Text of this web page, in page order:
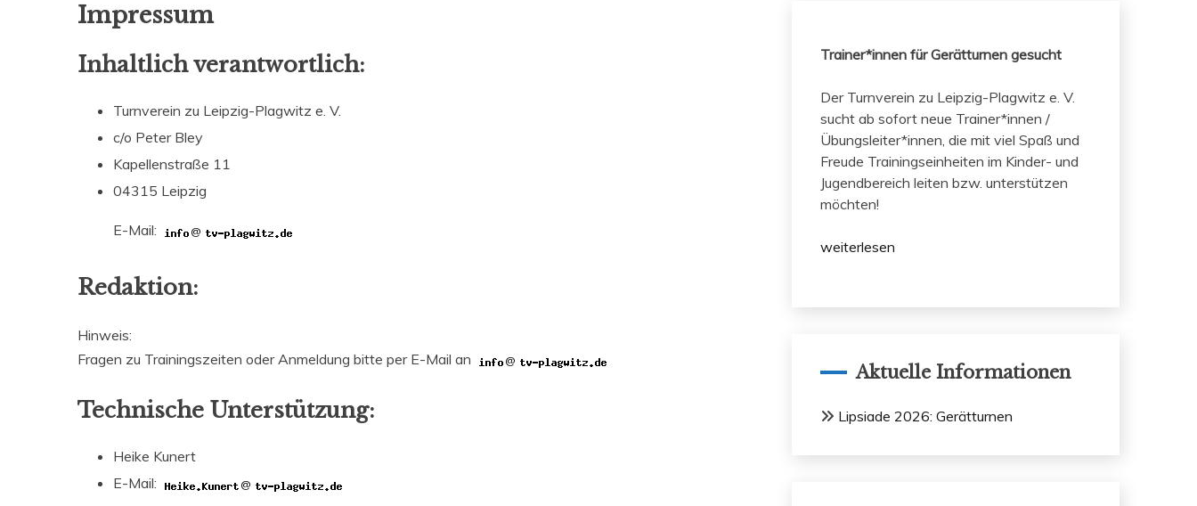
Impressum
Inhaltlich verantwortlich:
Turnverein zu Leipzig-Plagwitz e. V.
c/o Peter Bley
Kapellenstraße 11
04315 Leipzig
E-Mail: @
Redaktion:
Hinweis:
Fragen zu Trainingszeiten oder Anmeldung bitte per E-Mail an
@
Technische Unterstützung:
Heike Kunert
E-Mail:
@
Trainer*innen für Gerätturnen gesucht
Der Turnverein zu Leipzig-Plagwitz e. V.
sucht ab sofort neue Trainer*innen /
Übungsleiter*innen, die mit viel Spaß und
Freude Trainingseinheiten im Kinder- und
Jugendbereich leiten bzw. unterstützen
möchten!
weiterlesen
Aktuelle Informationen
Lipsiade 2026: Gerätturnen